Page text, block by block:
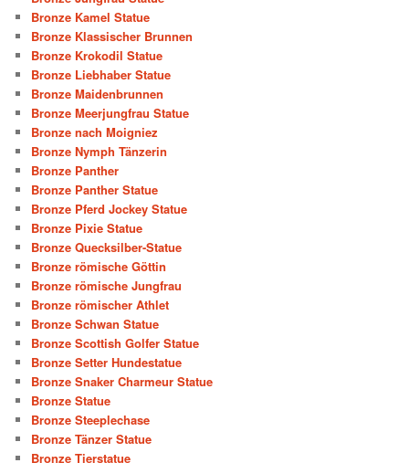
Bronze Kamel Statue
Bronze Klassischer Brunnen
Bronze Krokodil Statue
Bronze Liebhaber Statue
Bronze Maidenbrunnen
Bronze Meerjungfrau Statue
Bronze nach Moigniez
Bronze Nymph Tänzerin
Bronze Panther
Bronze Panther Statue
Bronze Pferd Jockey Statue
Bronze Pixie Statue
Bronze Quecksilber-Statue
Bronze römische Göttin
Bronze römische Jungfrau
Bronze römischer Athlet
Bronze Schwan Statue
Bronze Scottish Golfer Statue
Bronze Setter Hundestatue
Bronze Snaker Charmeur Statue
Bronze Statue
Bronze Steeplechase
Bronze Tänzer Statue
Bronze Tierstatue